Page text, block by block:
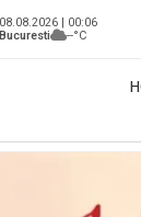
08.08.2026 | 00:06
Bucuresti
--°C